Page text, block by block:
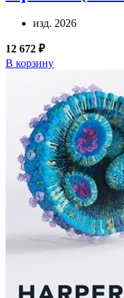
изд. 2026
12 672 ₽
В корзину